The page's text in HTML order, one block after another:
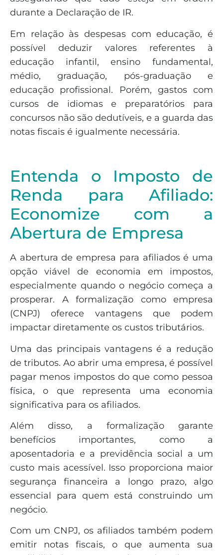
durante a Declaração de IR.
Em relação às despesas com educação, é
possível deduzir valores referentes à
educação infantil, ensino fundamental,
médio, graduação, pós-graduação e
educação profissional. Porém, gastos com
cursos de idiomas e preparatórios para
concursos não são dedutíveis, e a guarda das
notas fiscais é igualmente necessária.
Entenda o Imposto de
Renda para Afiliado:
Economize com a
Abertura de Empresa
A abertura de empresa para afiliados é uma
opção viável de economia em impostos,
especialmente quando o negócio começa a
prosperar. A formalização como empresa
(CNPJ) oferece vantagens que podem
impactar diretamente os custos tributários.
Uma das principais vantagens é a redução
de tributos. Ao abrir uma empresa, é possível
pagar menos impostos do que como pessoa
física, o que representa uma economia
significativa para os afiliados.
Além disso, a formalização garante
benefícios importantes, como a
aposentadoria e a previdência social a um
custo mais acessível. Isso proporciona maior
segurança financeira a longo prazo, algo
essencial para quem está construindo um
negócio.
Com um CNPJ, os afiliados também podem
emitir notas fiscais, o que aumenta sua